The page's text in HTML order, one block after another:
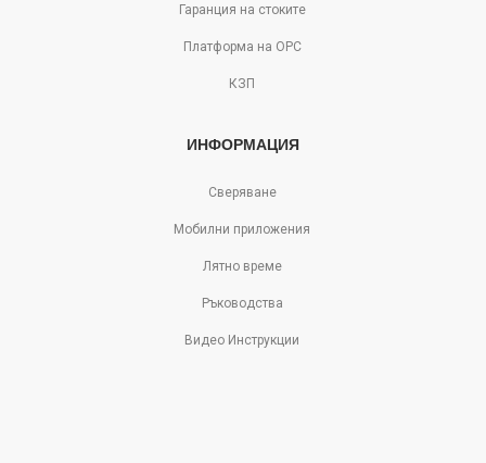
Гаранция на стоките
Платформа на ОРС
КЗП
ИНФОРМАЦИЯ
Сверяване
Мобилни приложения
Лятно време
Ръководства
Видео Инструкции